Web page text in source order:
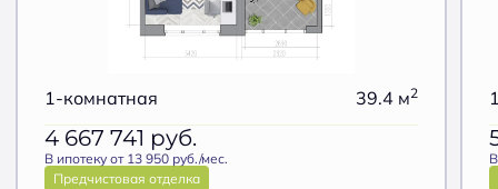
1-комнатная 39.4 м2
4 667 741 руб.
В ипотеку от 13 950 руб./мес.
Предчистовая отделка